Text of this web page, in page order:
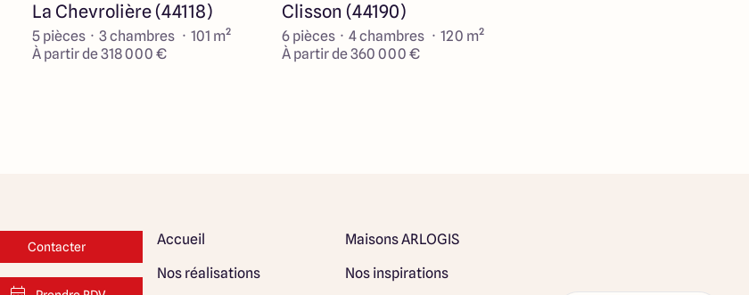
La Chevrolière (44118)
5 pièces · 3 chambres · 101 m²
À partir de 318 000 €
Clisson (44190)
6 pièces · 4 chambres · 120 m²
À partir de 360 000 €
Contacter Accueil
Maisons ARLOGIS
Nos réalisations
Nos inspirations